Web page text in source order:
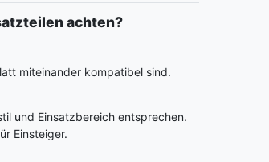
achten?
miteinander kompatibel sind.
und Einsatzbereich entsprechen.
Einsteiger.